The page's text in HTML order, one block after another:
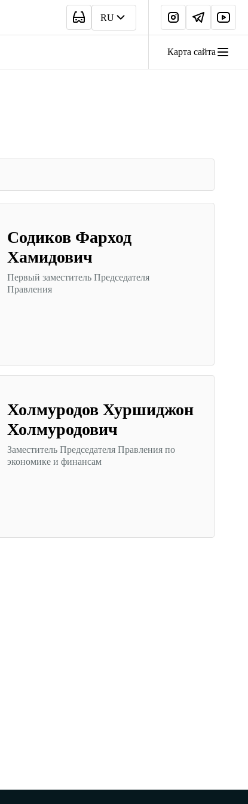
RU
Карта сайта
Содиков Фарход
Хамидович
Первый заместитель Председателя
Правления
Холмуродов Хуршиджон
Холмуродович
Заместитель Председателя Правления по
экономике и финансам